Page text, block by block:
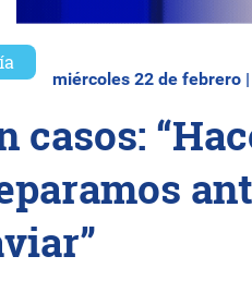
miércoles 22 de febrero
casos: